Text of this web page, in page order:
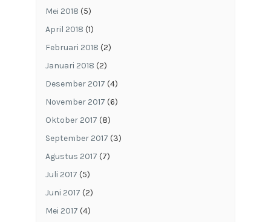
Mei 2018 (5)
April 2018 (1)
Februari 2018 (2)
Januari 2018 (2)
Desember 2017 (4)
November 2017 (6)
Oktober 2017 (8)
September 2017 (3)
Agustus 2017 (7)
Juli 2017 (5)
Juni 2017 (2)
Mei 2017 (4)